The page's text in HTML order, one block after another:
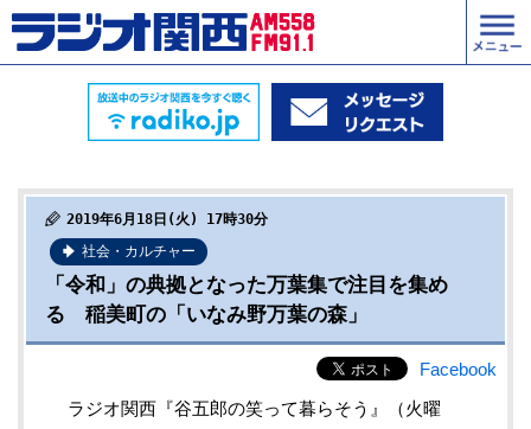
2019年6月18日(火) 17時30分
社会・カルチャー
「令和」の典拠となった万葉集で注目を集め
る 稲美町の「いなみ野万葉の森」
Facebook
ラジオ関西『谷五郎の笑って暮らそう』（火曜